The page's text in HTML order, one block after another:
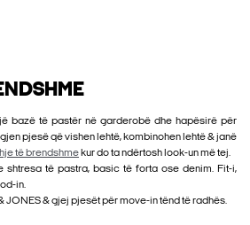
bazë të pastër në garderobë dhe hapësirë për
pjesë që vishen lehtë, kombinohen lehtë & janë
të brendshme kur do ta ndërtosh look-un më tej.
shtresa të pastra, basic të forta ose denim. Fit-i,
in.
JONES & gjej pjesët për move-in tënd të radhës.